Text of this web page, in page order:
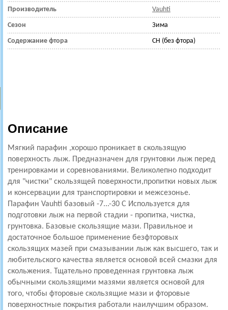
Производитель Vauhti
Сезон Зима
Содержание фтора CH (без фтора)
Описание
Мягкий парафин ,хорошо проникает в скользящую
поверхность лыж. Предназначен для грунтовки лыж перед
тренировками и соревнованиями. Великолепно подходит
для "чистки" скользящей поверхности,пропитки новых лыж
и консервации для транспортировки и межсезонье.
Парафин Vauhti базовый -7...-30 С Используется для
подготовки лыж на первой стадии - пропитка, чистка,
грунтовка. Базовые скользящие мази. Правильное и
достаточное большое применение безфторовых
скользящих мазей при смазывании лыж как высшего, так и
любительского качества является основой всей смазки для
скольжения. Тщательно проведенная грунтовка лыж
обычными скользящими мазями является основой для
того, чтобы фторовые скользящие мази и фторовые
поверхностные покрытия работали наилучшим образом.